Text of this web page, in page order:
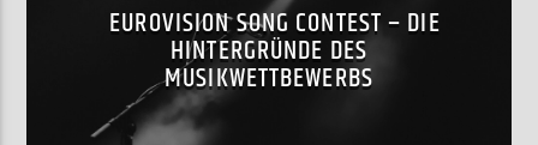
EUROVISION SONG CONTEST – DIE
HINTERGRÜNDE DES
MUSIKWETTBEWERBS